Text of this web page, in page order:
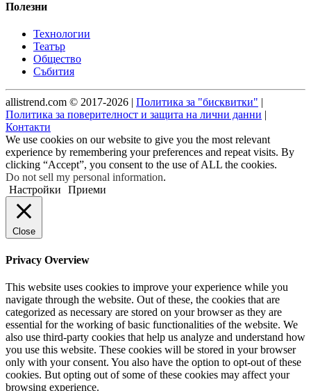
Полезни
Технологии
Театър
Общество
Събития
allistrend.com © 2017-2026 | Политика за "бисквитки" |
Политика за поверителност и защита на лични данни |
Контакти
We use cookies on our website to give you the most relevant
experience by remembering your preferences and repeat visits. By
clicking “Accept”, you consent to the use of ALL the cookies.
Do not sell my personal information.
Настройки
Приеми
Close
Privacy Overview
This website uses cookies to improve your experience while you
navigate through the website. Out of these, the cookies that are
categorized as necessary are stored on your browser as they are
essential for the working of basic functionalities of the website. We
also use third-party cookies that help us analyze and understand how
you use this website. These cookies will be stored in your browser
only with your consent. You also have the option to opt-out of these
cookies. But opting out of some of these cookies may affect your
browsing experience.